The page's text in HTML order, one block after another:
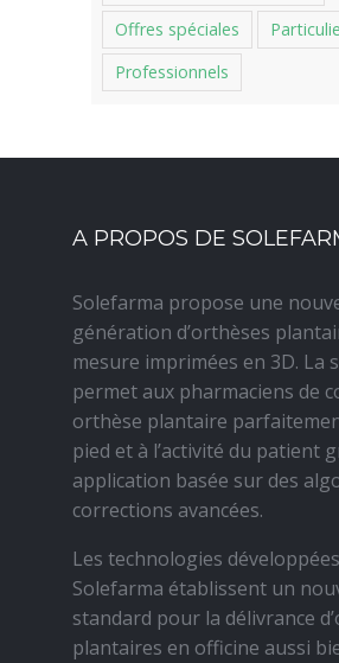
Offres spéciales
Professionnels
A PROPOS DE
Solefarma propose une
génération d’orthèses
mesure imprimées en 3D. La
permet aux pharmaciens de
orthèse plantaire
pied et à l’activité du patient
application basée sur des
corrections avancées.
Les technologies
Solefarma établissent un
standard pour la délivrance
plantaires en officine aussi